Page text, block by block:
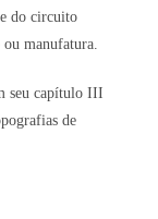
do circuito
ou manufatura.
seu capítulo III
de